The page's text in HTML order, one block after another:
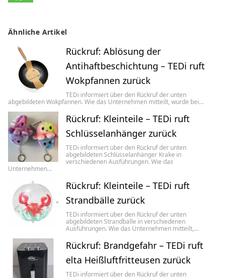
Ähnliche Artikel
Rückruf: Ablösung der
Antihaftbeschichtung – TEDi ruft
Wokpfannen zurück
TEDi informiert über den Rückruf der unten
abgebildeten Wokpfannen. Wie das Unternehmen mitteilt, wurde bei…
Rückruf: Kleinteile – TEDi ruft
Schlüsselanhänger zurück
TEDi informiert über den Rückruf der unten
abgebildeten Schlüsselanhänger Krake in
verschiedenen Ausführungen. Wie das
Unternehmen…
Rückruf: Kleinteile – TEDi ruft
Strandbälle zurück
TEDi informiert über den Rückruf der unten
abgebildeten Strandbälle in verschiedenen
Ausführungen. Wie das Unternehmen mitteilt,…
Rückruf: Brandgefahr – TEDi ruft
elta Heißluftfritteusen zurück
TEDi informiert über den Rückruf der unten